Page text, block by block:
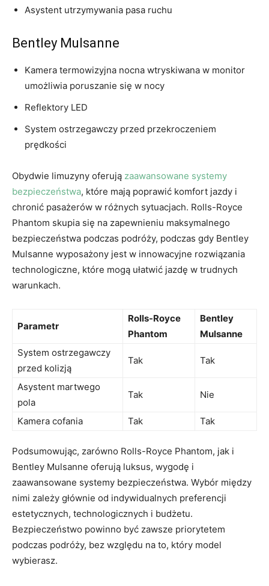
Asystent utrzymywania pasa ruchu
Bentley Mulsanne
Kamera ⁣termowizyjna nocna wtryskiwana w monitor
umożliwia poruszanie się w nocy
Reflektory LED
System ostrzegawczy‍ przed przekroczeniem
prędkości
Obydwie‌ limuzyny oferują zaawansowane systemy
bezpieczeństwa, które mają poprawić ​komfort jazdy​ i
chronić pasażerów w różnych sytuacjach. Rolls-Royce
Phantom skupia się na zapewnieniu maksymalnego
bezpieczeństwa podczas podróży, podczas gdy Bentley
Mulsanne wyposażony jest‌ w innowacyjne⁢ rozwiązania
technologiczne, które mogą ułatwić jazdę w⁣ trudnych
warunkach.
Parametr
Rolls-Royce
Phantom
Bentley
Mulsanne
System ostrzegawczy
przed kolizją
Tak Tak
Asystent martwego
pola
Tak Nie
Kamera cofania Tak Tak
Podsumowując,‍ zarówno Rolls-Royce ⁣Phantom, ⁤jak i
Bentley Mulsanne oferują luksus, wygodę i
zaawansowane systemy bezpieczeństwa. Wybór między
nimi zależy głównie od indywidualnych preferencji
estetycznych, technologicznych i budżetu.
⁢Bezpieczeństwo powinno być zawsze priorytetem
podczas podróży, bez względu na to, który model
wybierasz.